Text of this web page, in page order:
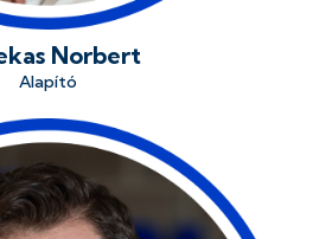
Norbert
Alapító